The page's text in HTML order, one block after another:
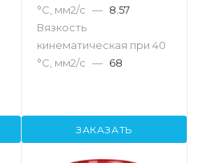
°С, мм2/с — 8.57
Вязкость
кинематическая при 40
°С, мм2/с — 68
ЗАКАЗАТЬ